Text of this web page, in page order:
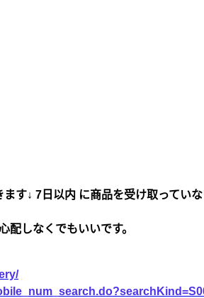
す↓ 7日以内 に商品を受け取って
配しなくでもいいです。